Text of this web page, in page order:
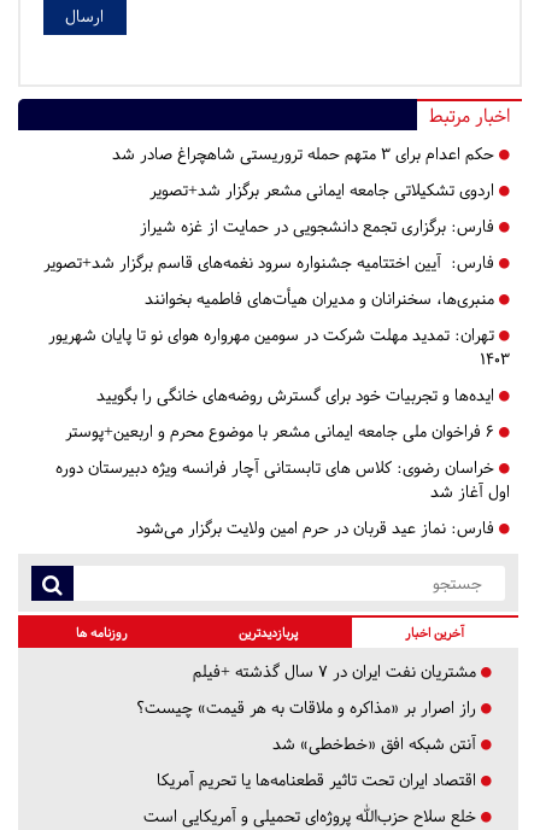
اخبار مرتبط
حکم اعدام برای ۳ متهم حمله تروریستی شاهچراغ صادر شد
اردوی تشکیلاتی جامعه ایمانی مشعر برگزار شد+تصویر
فارس: برگزاری تجمع دانشجویی در حمایت از غزه شیراز
فارس: آیین اختتامیه جشنواره سرود نغمه‌های قاسم برگزار شد+تصویر
منبری‌ها، سخنرانان و مدیران هیأت‌های فاطمیه بخوانند
تهران: تمدید مهلت شرکت در سومین مهرواره هوای نو تا پایان شهریور
۱۴۰۳
ایده‌ها و تجربیات خود برای گسترش روضه‌های خانگی را بگویید
۶ فراخوان ملی جامعه ایمانی مشعر با موضوع محرم و اربعین+پوستر
خراسان رضوی: کلاس های تابستانی آچار فرانسه ویژه دبیرستان دوره
اول آغاز شد
فارس: نماز عید قربان در حرم امین ولایت برگزار می‌شود
آخرین اخبار پربازدیدترین روزنامه ها
مشتریان نفت ایران در ۷ سال گذشته +فیلم
راز اصرار بر «مذاکره و ملاقات به هر قیمت» چیست؟
آنتن شبکه افق «خط‌خطی» شد
اقتصاد ایران تحت تاثیر قطعنامه‌ها یا تحریم‌ آمریکا
خلع سلاح حزب‌الله پروژه‌ای تحمیلی و آمریکایی است